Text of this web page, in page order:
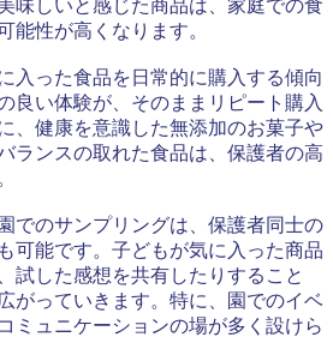
味しいと感じた商品は、家庭での食
能性が高くなります。
入った食品を日常的に購入する傾向
良い体験が、そのままリピート購入
、健康を意識した無添加のお菓子や
ランスの取れた食品は、保護者の高
でのサンプリングは、保護者同士の
可能です。子どもが気に入った商品
試した感想を共有したりすること
がっていきます。特に、園でのイベ
ミュニケーションの場が多く設けら